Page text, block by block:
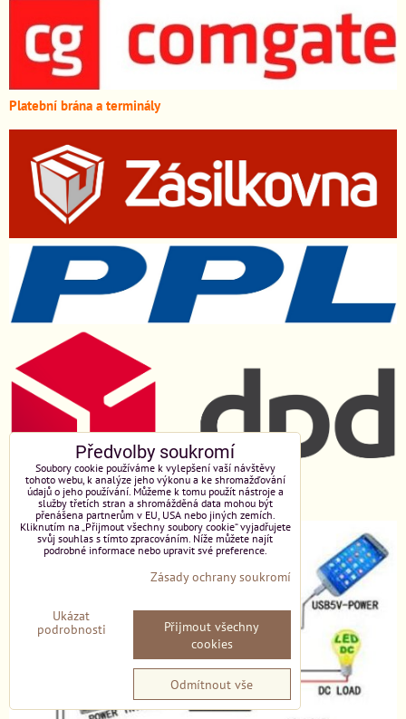
Platební brána a terminály
Předvolby soukromí
Soubory cookie používáme k vylepšení vaší návštěvy
tohoto webu, k analýze jeho výkonu a ke shromažďování
údajů o jeho používání. Můžeme k tomu použít nástroje a
služby třetích stran a shromážděná data mohou být
přenášena partnerům v EU, USA nebo jiných zemích.
Kliknutím na „Přijmout všechny soubory cookie“ vyjadřujete
svůj souhlas s tímto zpracováním. Níže můžete najít
podrobné informace nebo upravit své preference.
Zásady ochrany soukromí
Ukázat
podrobnosti
Přijmout všechny
cookies
Odmítnout vše